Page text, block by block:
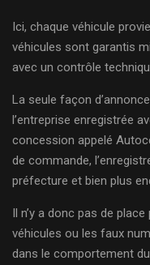
Ici, chaque véhicule
véhicules sont garantis
avec un contrôle
La seule façon
l’entreprise enregistrée
concession appelé
de commande,
préfecture et bien plus
Il n’y a donc pas de
véhicules ou les faux
dans le comportement